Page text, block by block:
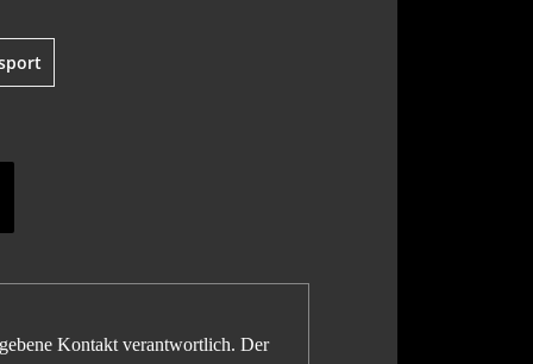
Kontakt verantwortlich. Der